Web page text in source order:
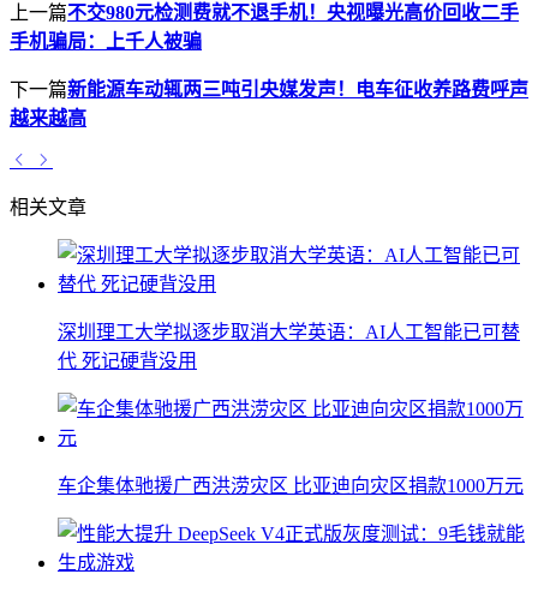
上一篇不交980元检测费就不退手机！央视曝光高价回收二手
手机骗局：上千人被骗
下一篇新能源车动辄两三吨引央媒发声！电车征收养路费呼声
越来越高
相关文章
深圳理工大学拟逐步取消大学英语：AI人工智能已可替
代 死记硬背没用
车企集体驰援广西洪涝灾区 比亚迪向灾区捐款1000万元